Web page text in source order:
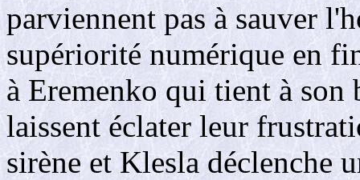
parviennent pas à sauver
supériorité numérique en
à Eremenko qui tient à son
laissent éclater leur
sirène et Klesla déclenche